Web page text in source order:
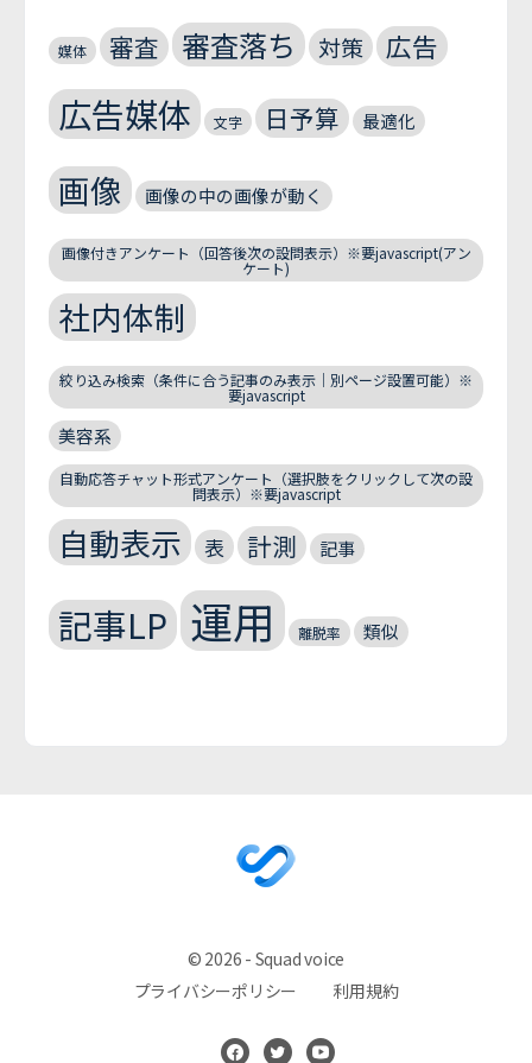
媒体 審査 審査落ち 対策 広告
広告媒体 文字 日予算 最適化
画像 画像の中の画像が動く
画像付きアンケート（回答後次の設問表示）※要javascript(アン
ケート)
社内体制
絞り込み検索（条件に合う記事のみ表示｜別ページ設置可能）※
要javascript
美容系
自動応答チャット形式アンケート（選択肢をクリックして次の設
問表示）※要javascript
自動表示 表 計測 記事
記事LP 運用 離脱率 類似
© 2026 - Squad voice
プライバシーポリシー
利用規約